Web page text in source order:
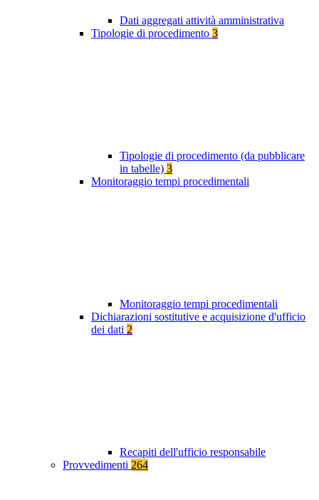
Dati aggregati attività amministrativa
Tipologie di procedimento 3
Tipologie di procedimento (da pubblicare
in tabelle) 3
Monitoraggio tempi procedimentali
Monitoraggio tempi procedimentali
Dichiarazioni sostitutive e acquisizione d'ufficio
dei dati 2
Recapiti dell'ufficio responsabile
Provvedimenti 264